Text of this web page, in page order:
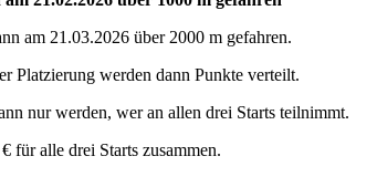
am 21.03.2026 über 2000 m gefahren.
Platzierung werden dann Punkte verteilt.
nur werden, wer an allen drei Starts teilnimmt.
für alle drei Starts zusammen.